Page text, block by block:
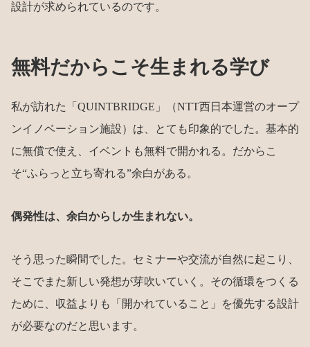
設計が求められているのです。
無料だからこそ生まれる学び
私が訪れた「 QUINTBRIDGE 」（NTT西日本運営のオープ
ンイノベーション施設）は、とても印象的でした。基本的
に無償で使え、イベントも無料で開かれる。だからこ
そ“ふらっと立ち寄れる”余白がある。
偶発性は、余白からしか生まれない。
そう思った瞬間でした。セミナーや交流が自然に起こり、
そこでまた新しい発想が芽吹いていく。その循環をつくる
ために、収益よりも「開かれていること」を優先する設計
が必要なのだと思います。